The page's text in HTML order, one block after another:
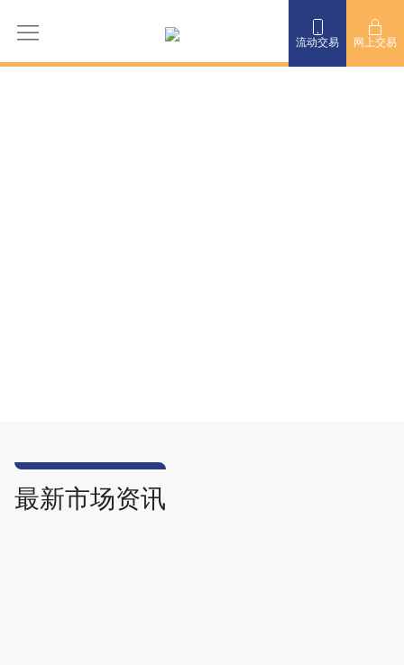
流动交易 网上交易
最新市场资讯